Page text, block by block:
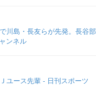
川島・長友らが先発。長谷部
ンネル
ユース先輩 - 日刊スポーツ